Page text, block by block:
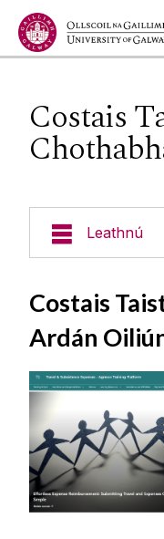
Léim go Ábhar
Costais
Leathnú
Foirgnimh &
Seirbhísí do
Cumainn na
Oifig an
Costais
Ardán